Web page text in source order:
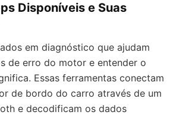
Disponíveis e Suas
em diagnóstico que ajudam
de erro do motor e entender o
Essas ferramentas conectam
de bordo do carro através de um
e decodificam os dados